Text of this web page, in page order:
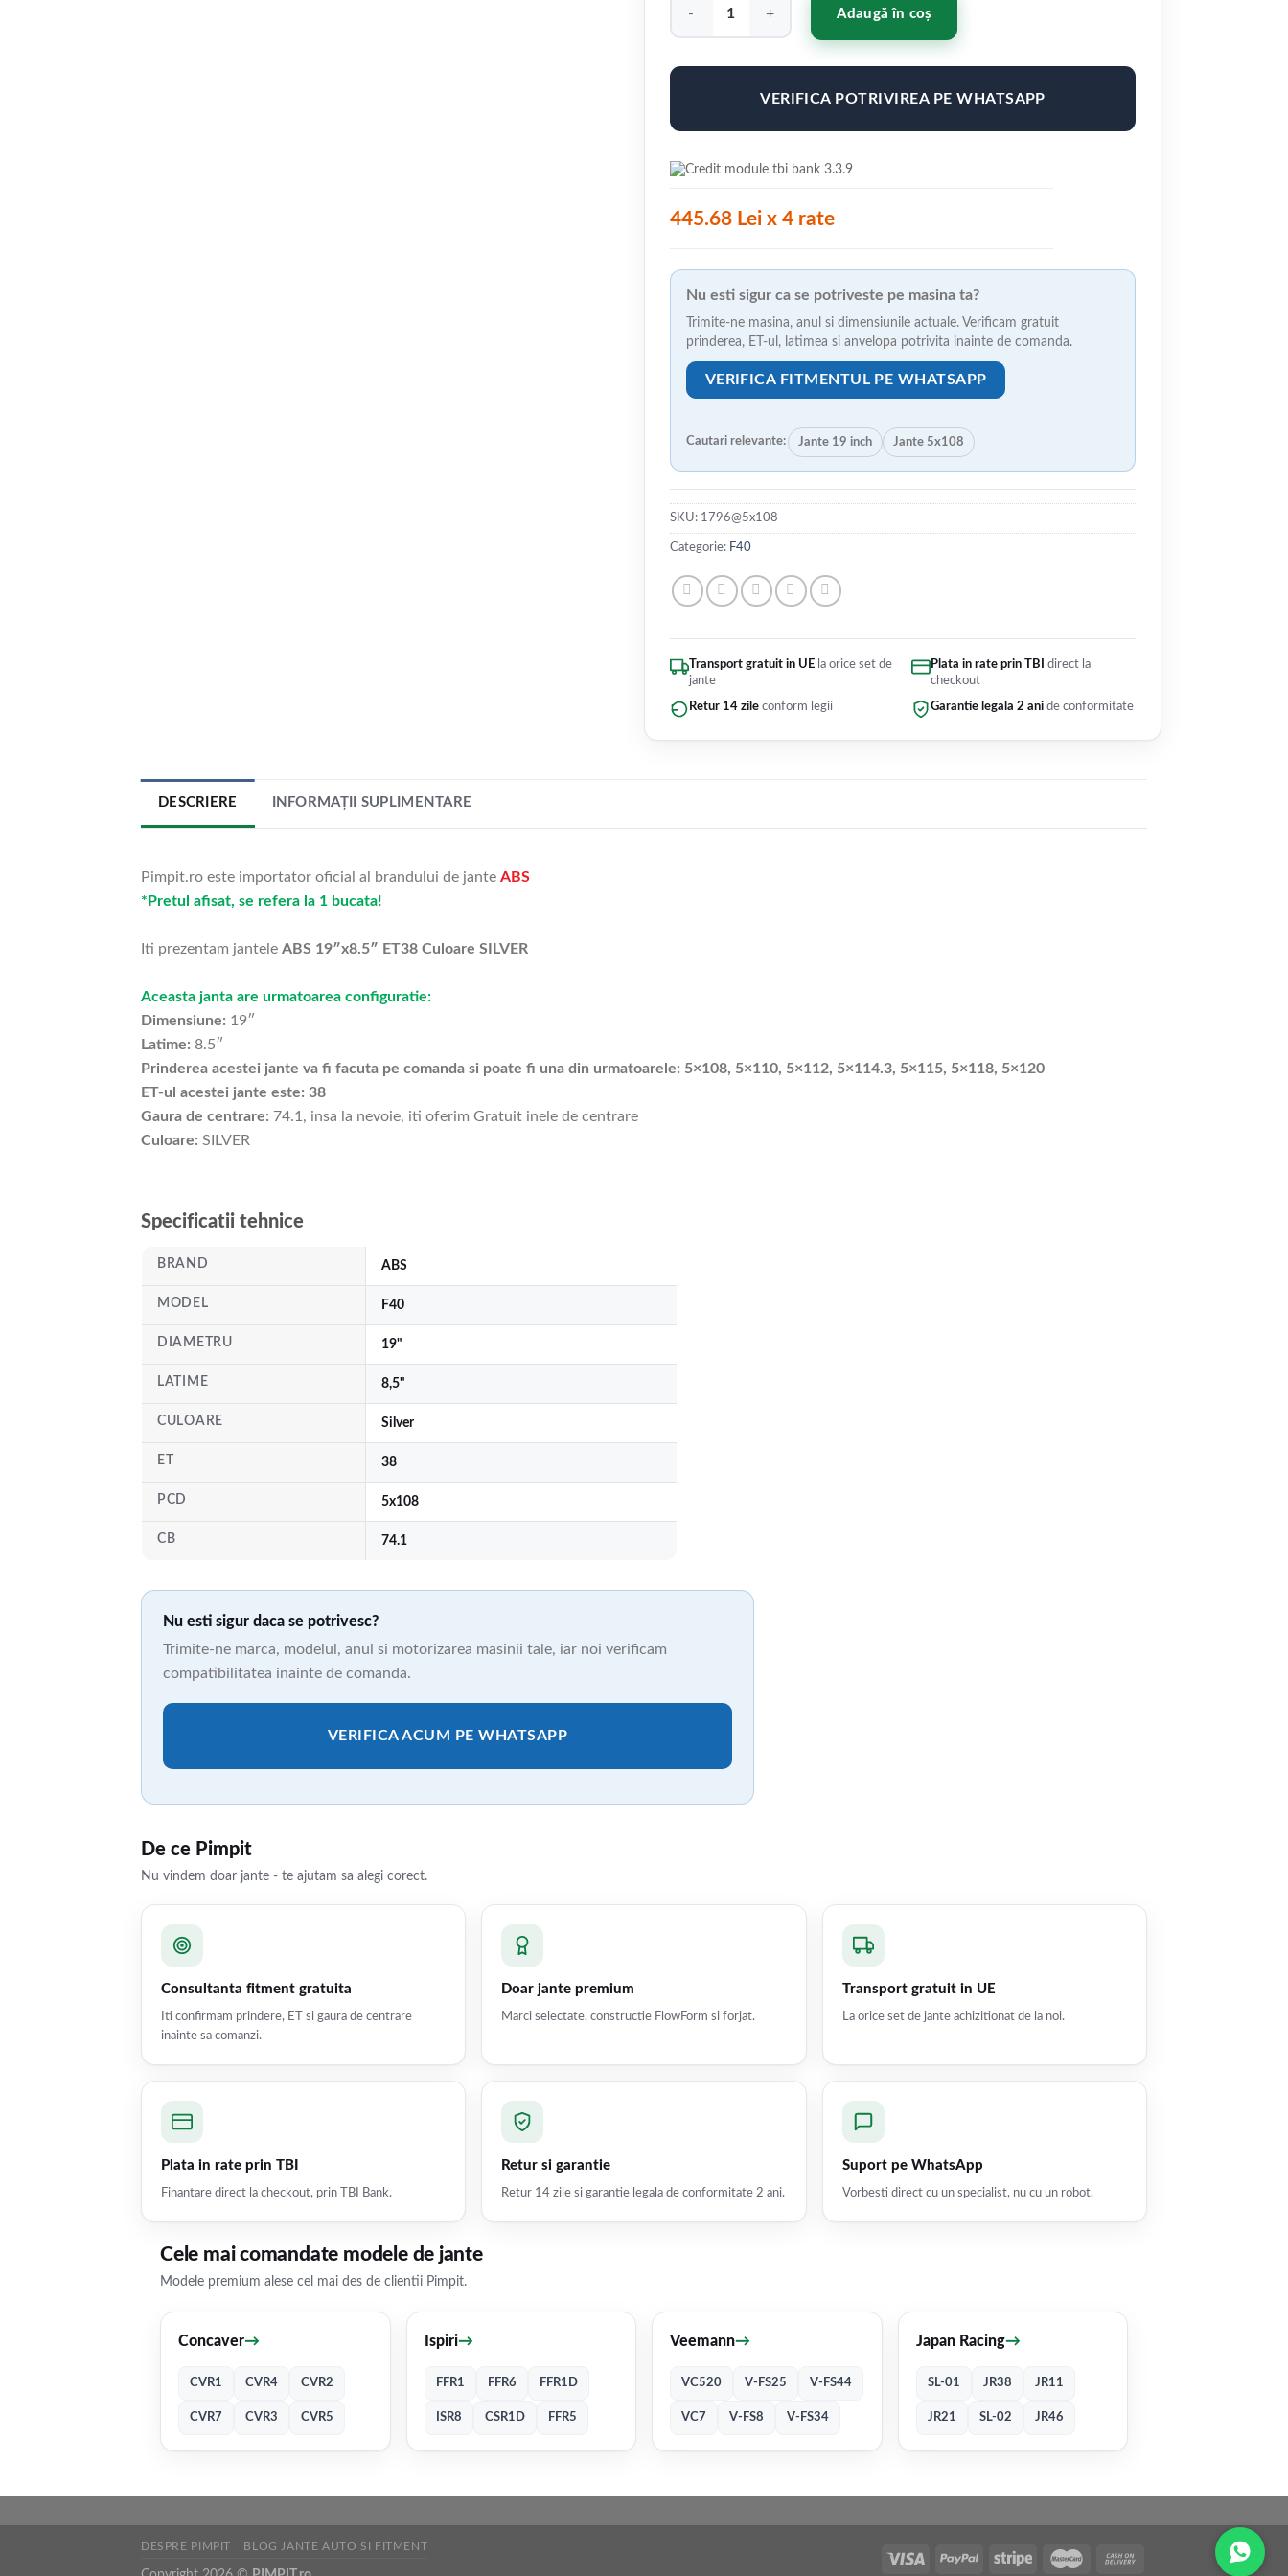
Adaugă în coș
VERIFICA POTRIVIREA PE WHATSAPP
445.68 Lei x 4 rate
Nu esti sigur ca se potriveste pe masina ta?
Trimite-ne masina, anul si dimensiunile actuale. Verificam gratuit
prinderea, ET-ul, latimea si anvelopa potrivita inainte de comanda.
VERIFICA FITMENTUL PE WHATSAPP
Cautari relevante: Jante 19 inch Jante 5x108
SKU: 1796@5x108
Categorie: F40
Transport gratuit in UE la orice set de
jante
Plata in rate prin TBI
direct la
checkout
Retur 14 zile conform legii Garantie legala 2 ani de conformitate
DESCRIERE INFORMAȚII SUPLIMENTARE
Pimpit.ro este importator oficial al brandului de jante ABS
*Pretul afisat, se refera la 1 bucata!
Iti prezentam jantele ABS 19″x8.5″ ET38 Culoare SILVER
Aceasta janta are urmatoarea configuratie:
Dimensiune: 19″
Latime: 8.5″
Prinderea acestei jante va fi facuta pe comanda si poate fi una din urmatoarele: 5×108, 5×110, 5×112, 5×114.3, 5×115, 5×118, 5×120
ET-ul acestei jante este: 38
Gaura de centrare: 74.1, insa la nevoie, iti oferim Gratuit inele de centrare
Culoare: SILVER
Specificatii tehnice
BRAND ABS
MODEL F40
DIAMETRU 19"
LATIME 8,5"
CULOARE Silver
ET 38
PCD 5x108
CB 74.1
Nu esti sigur daca se potrivesc?
Trimite-ne marca, modelul, anul si motorizarea masinii tale, iar noi verificam
compatibilitatea inainte de comanda.
VERIFICA ACUM PE WHATSAPP
De ce Pimpit
Nu vindem doar jante - te ajutam sa alegi corect.
Consultanta fitment gratuita
Iti confirmam prindere, ET si gaura de centrare
inainte sa comanzi.
Doar jante premium
Marci selectate, constructie FlowForm si forjat.
Transport gratuit in UE
La orice set de jante achizitionat de la noi.
Plata in rate prin TBI
Finantare direct la checkout, prin TBI Bank.
Retur si garantie
Retur 14 zile si garantie legala de conformitate 2 ani.
Suport pe WhatsApp
Vorbesti direct cu un specialist, nu cu un robot.
Cele mai comandate modele de jante
Modele premium alese cel mai des de clientii Pimpit.
Concaver→
CVR1 CVR4 CVR2
CVR7 CVR3 CVR5
Ispiri→
FFR1 FFR6 FFR1D
ISR8 CSR1D FFR5
Veemann→
VC520 V-FS25 V-FS44
VC7 V-FS8 V-FS34
Japan Racing→
SL-01 JR38 JR11
JR21 SL-02 JR46
DESPRE PIMPIT BLOG JANTE AUTO SI FITMENT